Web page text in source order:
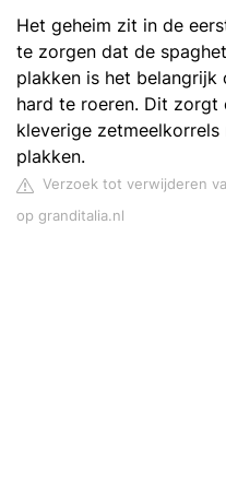
Het geheim zit in de
te zorgen dat de
plakken is het belangrijk
hard te roeren. Dit
kleverige
plakken.
Verzoek tot verwijderen
op granditalia.nl